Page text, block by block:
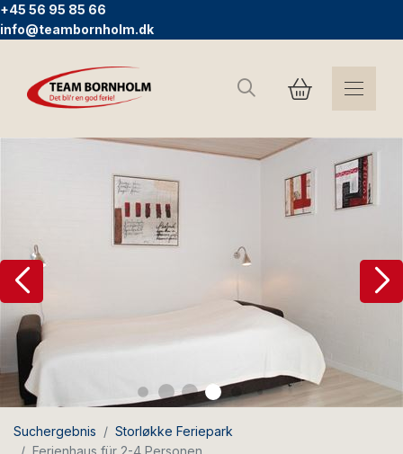
+45 56 95 85 66
info@teambornholm.dk
Suchen
Suchergebnis
Storløkke Feriepark
Ferienhaus für 2-4 Personen